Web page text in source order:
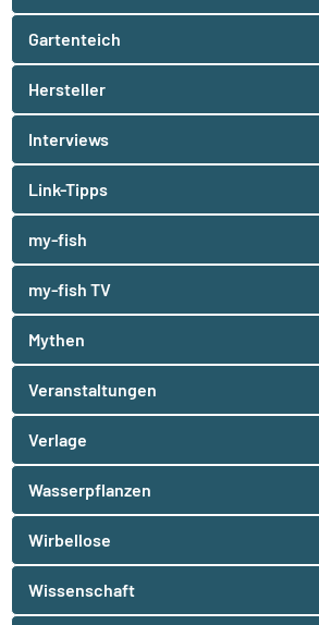
Gartenteich
Hersteller
Interviews
Link-Tipps
my-fish
my-fish TV
Mythen
Veranstaltungen
Verlage
Wasserpflanzen
Wirbellose
Wissenschaft